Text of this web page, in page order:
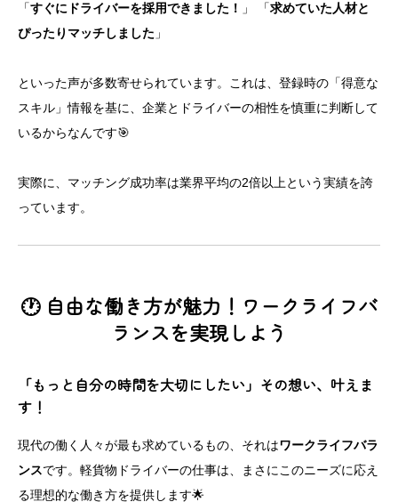
「すぐにドライバーを採用できました！ 」 「求めていた人材と
ぴったりマッチしました 」
といった声が多数寄せられています。これは、登録時の「得意な
スキル」情報を基に、企業とドライバーの相性を慎重に判断して
いるからなんです🎯
実際に、マッチング成功率は業界平均の2倍以上という実績を誇
っています。
🕐 自由な働き方が魅力！ワークライフバ
ランスを実現しよう
「もっと自分の時間を大切にしたい」その想い、叶えま
す！
現代の働く人々が最も求めているもの、それはワークライフバラ
ンスです。軽貨物ドライバーの仕事は、まさにこのニーズに応え
る理想的な働き方を提供します🌟